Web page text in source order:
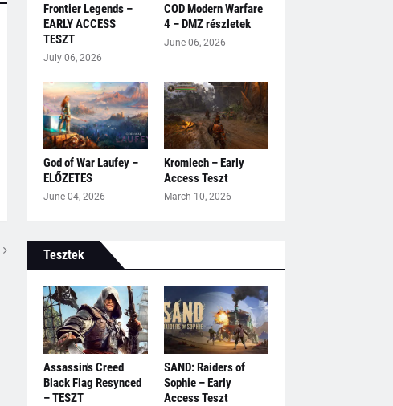
Frontier Legends –
EARLY ACCESS
TESZT
July 06, 2026
COD Modern Warfare
4 – DMZ részletek
June 06, 2026
God of War Laufey –
ELŐZETES
June 04, 2026
Kromlech – Early
Access Teszt
March 10, 2026
Tesztek
Assassin's Creed
Black Flag Resynced
– TESZT
SAND: Raiders of
Sophie – Early
Access Teszt